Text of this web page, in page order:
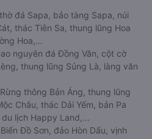
đá Sapa, bảo tàng Sapa, núi
thác Tiên Sa, thung lũng Hoa
Hoa,...
nguyên đá Đồng Văn, cột cờ
thung lũng Sủng Là, làng văn
Rừng thông Bản Áng, thung lũng
Châu, thác Dải Yếm, bản Pa
lịch Happy Land,...
Biển Đồ Sơn, đảo Hòn Dấu, vịnh